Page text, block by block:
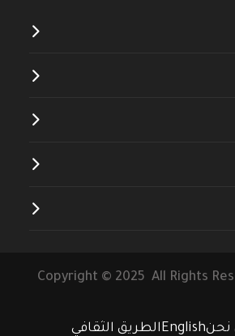
Copyright © 2025 All Rights
نحنEnglishالطريق الثقافي